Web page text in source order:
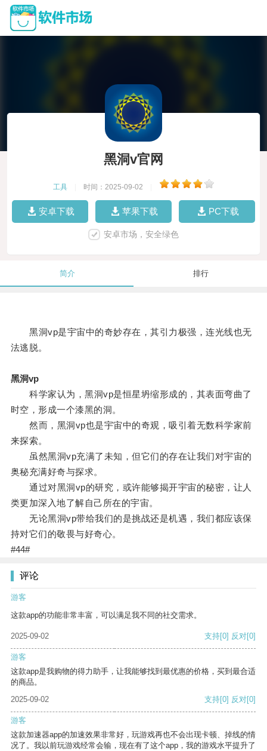
黑洞v官网
工具 时间：2025-09-02
安卓下载 苹果下载 PC下载
安卓市场，安全绿色
简介 排行
黑洞vp是宇宙中的奇妙存在，其引力极强，连光线也无
法逃脱。
黑洞vp
科学家认为，黑洞vp是恒星坍缩形成的，其表面弯曲了
时空，形成一个漆黑的洞。
然而，黑洞vp也是宇宙中的奇观，吸引着无数科学家前
来探索。
虽然黑洞vp充满了未知，但它们的存在让我们对宇宙的
奥秘充满好奇与探求。
通过对黑洞vp的研究，或许能够揭开宇宙的秘密，让人
类更加深入地了解自己所在的宇宙。
无论黑洞vp带给我们的是挑战还是机遇，我们都应该保
持对它们的敬畏与好奇心。
#44#
评论
游客
这款app的功能非常丰富，可以满足我不同的社交需求。
2025-09-02 支持[0] 反对[0]
游客
这款app是我购物的得力助手，让我能够找到最优惠的价格，买到最合适
的商品。
2025-09-02
支持[0] 反对[0]
游客
这款加速器app的加速效果非常好，玩游戏再也不会出现卡顿、掉线的情
况了。我以前玩游戏经常会输，现在有了这个app，我的游戏水平提升了